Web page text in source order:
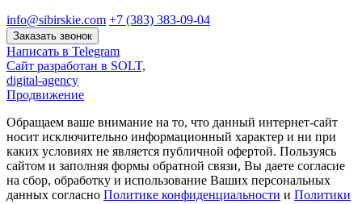
info@sibirskie.com +7 (383) 383-09-04
Заказать звонок
Написать в Telegram
Сайт разработан в SOLT,
digital-agency
Продвижение
Обращаем ваше внимание на то, что данный интернет-сайт
носит исключительно информационный характер и ни при
каких условиях не является публичной офертой. Пользуясь
сайтом и заполняя формы обратной связи, Вы даете согласие
на сбор, обработку и использование Ваших персональных
данных согласно Политике конфиденциальности и Политики